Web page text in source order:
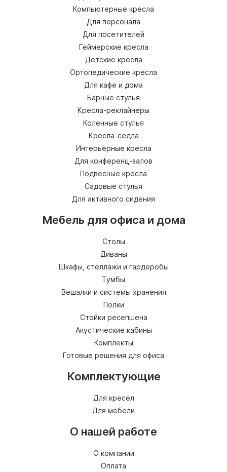
Компьютерные кресла
Для персонала
Для посетителей
Геймерские кресла
Детские кресла
Ортопедические кресла
Для кафе и дома
Барные стулья
Кресла-реклайнеры
Коленные стулья
Кресла-седла
Интерьерные кресла
Для конференц-залов
Подвесные кресла
Садовые стулья
Для активного сидения
Мебель для офиса и дома
Столы
Диваны
Шкафы, стеллажи и гардеробы
Тумбы
Вешалки и системы хранения
Полки
Стойки ресепшена
Акустические кабины
Комплекты
Готовые решения для офиса
Комплектующие
Для кресел
Для мебели
О нашей работе
О компании
Оплата